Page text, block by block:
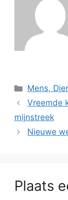
Mens,
Vreemde
mijnstreek
Nieuwe
Plaats